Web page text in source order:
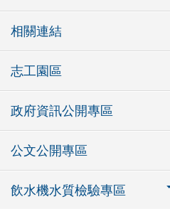
相關連結
志工園區
政府資訊公開專區
公文公開專區
飲水機水質檢驗專區